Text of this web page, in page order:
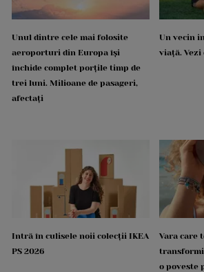
Unul dintre cele mai folosite
aeroporturi din Europa își
închide complet porțile timp de
trei luni. Milioane de pasageri,
afectați
Un vecin
viață. Vezi
Intră în culisele noii colecții IKEA
PS 2026
Vara care
o poveste